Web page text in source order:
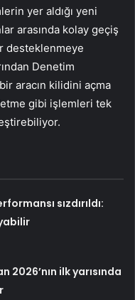
yer aldığı yeni
arasında kolay geçiş
desteklenmeye
Denetim
aracın kilidini açma
gibi işlemleri tek
sızdırıldı:
2026’nın ilk yarısında